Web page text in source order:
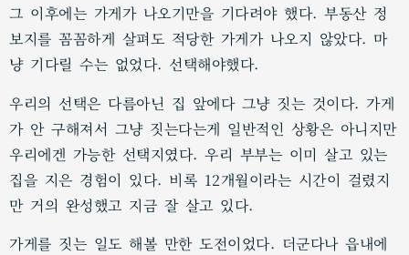
그 이후에는 가게가 나오기만을 기다려야 했다. 부동산 정
보지를 꼼꼼하게 살펴도 적당한 가게가 나오지 않았다. 마
냥 기다릴 수는 없었다. 선택해야했다.
우리의 선택은 다름아닌 집 앞에다 그냥 짓는 것이다. 가게
가 안 구해져서 그냥 짓는다는게 일반적인 상황은 아니지만
우리에겐 가능한 선택지였다. 우리 부부는 이미 살고 있는
집을 지은 경험이 있다. 비록 12개월이라는 시간이 걸렸지
만 거의 완성했고 지금 잘 살고 있다.
가게를 짓는 일도 해볼 만한 도전이었다. 더군다나 읍내에